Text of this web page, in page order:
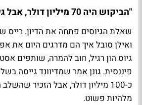
"הביקוש היה 70 מיליון דולר, אבל גייסנו 30"
שאלת הגיוסים פתחה את הדיון. רייס
ואילן סובל איך הם מדרגים היום את
גיוס הון רגיל, חוב להמרה, שותפים
פיננסית. גונן אמר שמדיוונד גייסה
כ-100 מיליון דולר, אבל הזכיר
מלהיות פשוט.